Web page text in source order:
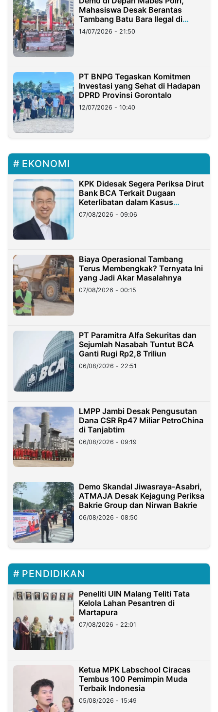
Mahasiswa Desak Berantas
Tambang Batu Bara Ilegal di
Lampung
14/07/2026 - 21:50
PT BNPG Tegaskan Komitmen
Investasi yang Sehat di Hadapan
DPRD Provinsi Gorontalo
12/07/2026 - 10:40
EKONOMI
KPK Didesak Segera Periksa Dirut
Bank BCA Terkait Dugaan
Keterlibatan dalam Kasus
Hilangnya Dana Nasabah Rp2,58
Miliar
07/08/2026 - 09:06
Biaya Operasional Tambang
Terus Membengkak? Ternyata Ini
yang Jadi Akar Masalahnya
07/08/2026 - 00:15
PT Paramitra Alfa Sekuritas dan
Sejumlah Nasabah Tuntut BCA
Ganti Rugi Rp2,8 Triliun
06/08/2026 - 22:51
LMPP Jambi Desak Pengusutan
Dana CSR Rp47 Miliar PetroChina
di Tanjabtim
06/08/2026 - 09:19
Demo Skandal Jiwasraya-Asabri,
ATMAJA Desak Kejagung Periksa
Bakrie Group dan Nirwan Bakrie
06/08/2026 - 08:50
PENDIDIKAN
Peneliti UIN Malang Teliti Tata
Kelola Lahan Pesantren di
Martapura
07/08/2026 - 22:01
Ketua MPK Labschool Ciracas
Tembus 100 Pemimpin Muda
Terbaik Indonesia
05/08/2026 - 15:49